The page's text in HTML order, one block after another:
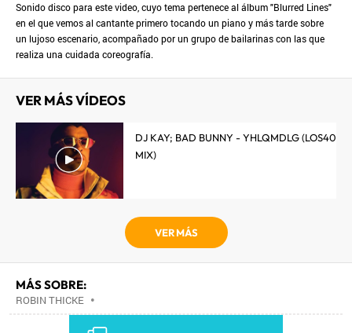
Sonido disco para este video, cuyo tema pertenece al álbum "Blurred Lines"
en el que vemos al cantante primero tocando un piano y más tarde sobre
un lujoso escenario, acompañado por un grupo de bailarinas con las que
realiza una cuidada coreografía.
VER MÁS VÍDEOS
DJ KAY; BAD BUNNY - YHLQMDLG (LOS40
MIX)
VER MÁS
MÁS SOBRE:
ROBIN THICKE •